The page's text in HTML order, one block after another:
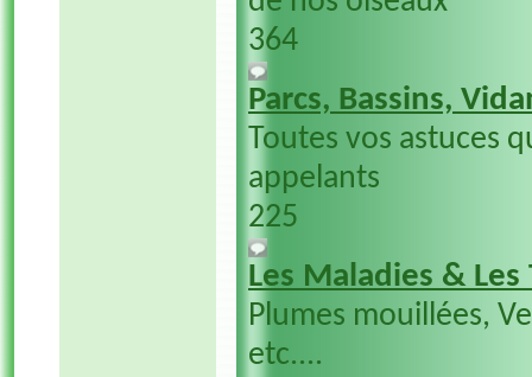
364
Parcs, Bassins,
Toutes vos astuces
appelants
225
Les Maladies &
Plumes mouillées,
etc....